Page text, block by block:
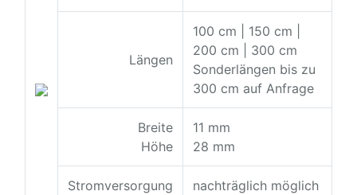
Längen
100 cm | 150 cm |
200 cm | 300 cm
Sonderlängen bis zu
300 cm auf Anfrage
Breite
Höhe
11 mm
28 mm
Stromversorgung nachträglich möglich